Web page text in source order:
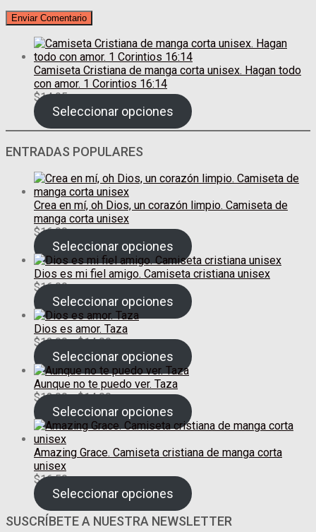
Camiseta Cristiana de manga corta unisex. Hagan todo
con amor. 1 Corintios 16:14
$14.95
Seleccionar opciones
ENTRADAS POPULARES
Crea en mí, oh Dios, un corazón limpio. Camiseta de
manga corta unisex
$16.00
Seleccionar opciones
Dios es mi fiel amigo. Camiseta cristiana unisex
$16.00
Seleccionar opciones
Dios es amor. Taza
$12.00 - $14.00Rango
de
precios:
desde
$12.00
hasta
$14.00
Seleccionar opciones
Aunque no te puedo ver. Taza
$12.00 - $14.00Rango
de
precios:
$12.00
$14.00
Seleccionar opciones
Amazing Grace. Camiseta cristiana de manga corta
unisex
$16.50
Seleccionar opciones
SUSCRÍBETE A NUESTRA NEWSLETTER